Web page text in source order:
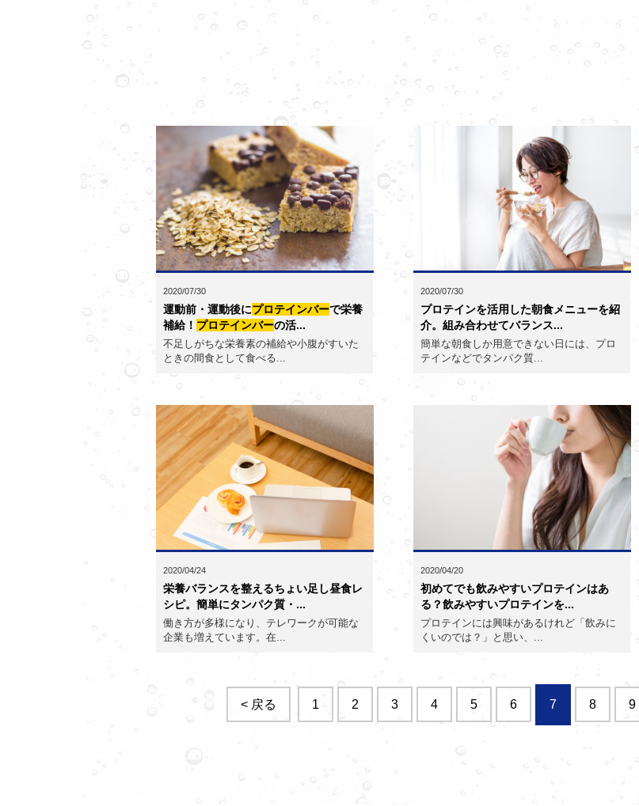
2020/07/30
運動前・運動後にプロテインバーで栄養
補給！ プロテインバーの活...
不足しがちな栄養素の補給や小腹がすいた
ときの間食として食べる...
2020/07/30
プロテインを活用した朝食メニューを紹
介。組み合わせてバランス...
簡単な朝食しか用意できない日には、プロ
テインなどでタンパク質...
2020/04/24
栄養バランスを整えるちょい足し昼食レ
シピ。簡単にタンパク質・...
働き方が多様になり、テレワークが可能な
企業も増えています。在...
2020/04/20
初めてでも飲みやすいプロテインはあ
る？飲みやすいプロテインを...
プロテインには興味があるけれど「飲みに
くいのでは？」と思い、...
< 戻る 1 2 3 4 5 6 7 8 9